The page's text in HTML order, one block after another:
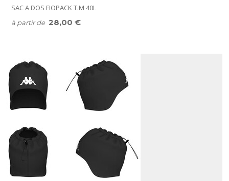
SAC A DOS FIOPACK T.M 40L
à partir de 28,00 €